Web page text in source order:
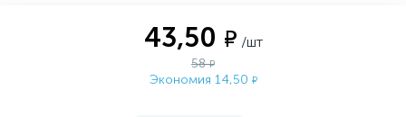
43,50 ₽ /шт
58₽
Экономия 14,50 ₽